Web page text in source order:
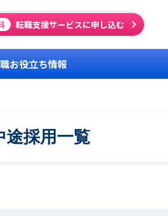
転職支援サービスに申し込む
お役立ち情報
途採用一覧